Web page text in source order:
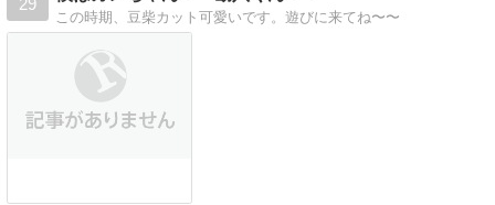
29
この時期、豆柴カット可愛いです。遊びに来てね〜〜